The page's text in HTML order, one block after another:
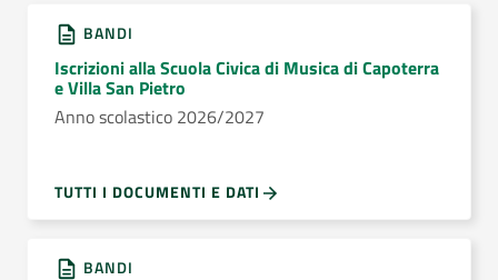
BANDI
Iscrizioni alla Scuola Civica di Musica di Capoterra
e Villa San Pietro
Anno scolastico 2026/2027
TUTTI I DOCUMENTI E DATI
BANDI